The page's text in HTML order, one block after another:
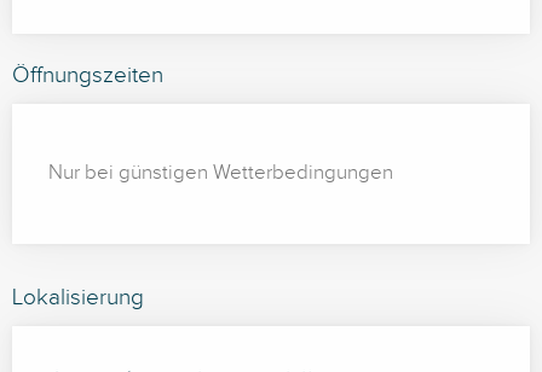
Öffnungszeiten
Nur bei günstigen Wetterbedingungen
Lokalisierung